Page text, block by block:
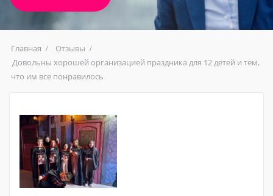
Главная
Отзывы
Довольны хорошей организацией праздника для 12 детей и тем,
что им все понравилось